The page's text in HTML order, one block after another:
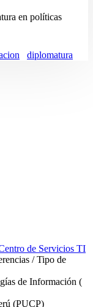
en políticas
diplomatura
de Servicios TI
/ Tipo de
de Información (
(PUCP)